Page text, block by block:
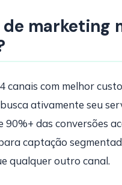
de marketing
canais com melhor
ativamente seu
das conversões
captação
qualquer outro canal.